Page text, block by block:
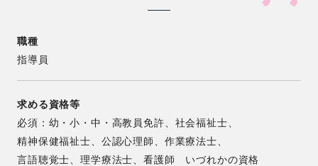
職種
指導員
求める資格等
必須：幼・小・中・高教員免許、社会福祉士、
精神保健福祉士、公認心理師、作業療法士、
言語聴覚士、理学療法士、看護師 いづれかの資格